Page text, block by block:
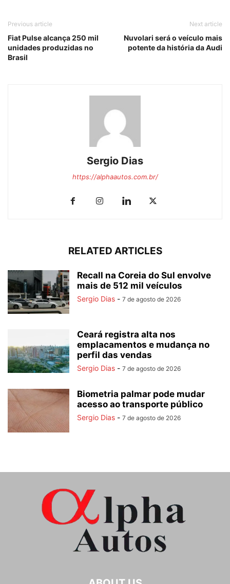
Previous article
Fiat Pulse alcança 250 mil
unidades produzidas no
Brasil
Next article
Nuvolari será o veículo mais
potente da história da Audi
Sergio Dias
https://alphaautos.com.br/
RELATED ARTICLES
Recall na Coreia do Sul envolve
mais de 512 mil veículos
Sergio Dias - 7 de agosto de 2026
Ceará registra alta nos
emplacamentos e mudança no
perfil das vendas
Sergio Dias - 7 de agosto de 2026
Biometria palmar pode mudar
acesso ao transporte público
Sergio Dias - 7 de agosto de 2026